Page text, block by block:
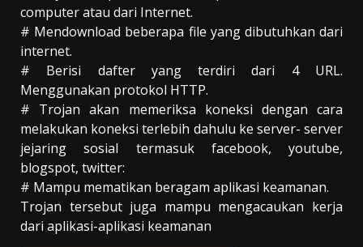
computer atau dari Internet.
# Mendownload beberapa file yang dibutuhkan dari
internet.
# Berisi dafter yang terdiri dari 4 URL.
Menggunakan protokol HTTP.
# Trojan akan memeriksa koneksi dengan cara
melakukan koneksi terlebih dahulu ke server- server
jejaring sosial termasuk facebook, youtube,
blogspot, twitter:
# Mampu mematikan beragam aplikasi keamanan.
Trojan tersebut juga mampu mengacaukan kerja
dari aplikasi-aplikasi keamanan